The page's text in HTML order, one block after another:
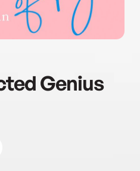
Genius